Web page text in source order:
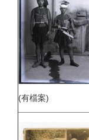
(有檔案)